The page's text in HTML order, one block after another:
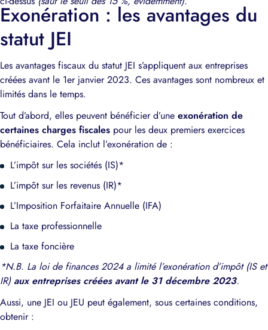
Exonération : les avantages du
statut JEI
Les avantages fiscaux du statut JEI s’appliquent aux entreprises
créées avant le 1er janvier 2023. Ces avantages sont nombreux et
limités dans le temps.
Tout d’abord, elles peuvent bénéficier d’une exonération de
certaines charges fiscales pour les deux premiers exercices
bénéficiaires. Cela inclut l’exonération de :
L’impôt sur les sociétés (IS)*
L’impôt sur les revenus (IR)*
L’Imposition Forfaitaire Annuelle (IFA)
La taxe professionnelle
La taxe foncière
*N.B. La loi de finances 2024 a limité l’exonération d’impôt (IS et
IR) aux entreprises créées avant le 31 décembre 2023.
Aussi, une JEI ou JEU peut également, sous certaines conditions,
obtenir :